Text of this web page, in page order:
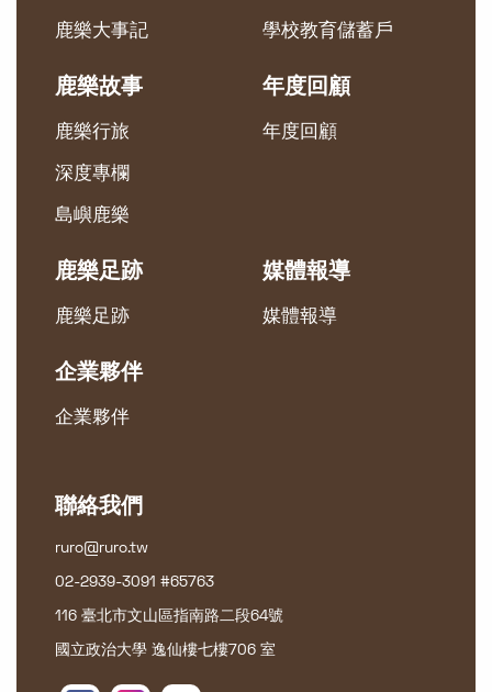
鹿樂大事記 學校教育儲蓄戶
鹿樂故事
鹿樂行旅
深度專欄
島嶼鹿樂
年度回顧
年度回顧
鹿樂足跡
鹿樂足跡
媒體報導
媒體報導
企業夥伴
企業夥伴
聯絡我們
ruro@ruro.tw
02-2939-3091 #65763
116 臺北市文山區指南路二段64號
國立政治大學 逸仙樓七樓706 室